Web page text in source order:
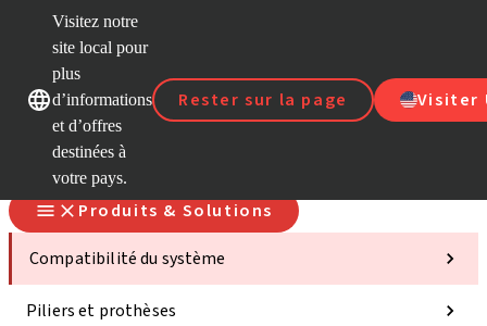
Visitez notre
site local pour
plus
d’informations
et d’offres
destinées à
votre pays.
Rester sur la page Visiter
Nos marquesNos marques
Produits & Solutions
Compatibilité du système
Piliers et prothèses